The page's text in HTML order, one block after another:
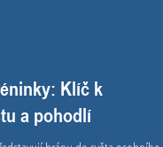
Klíč k